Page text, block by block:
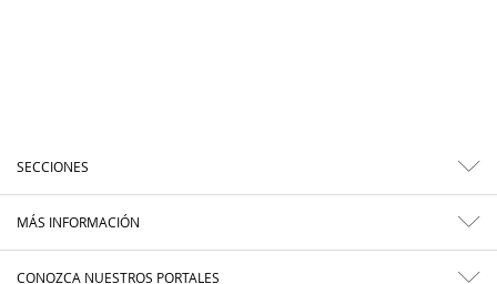
SECCIONES
MÁS INFORMACIÓN
CONOZCA NUESTROS PORTALES